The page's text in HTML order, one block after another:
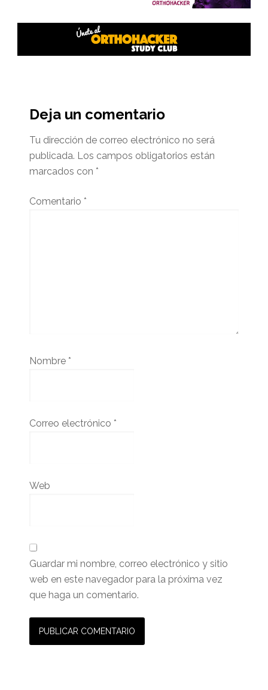
del
lector
Deja un comentario
Tu dirección de correo electrónico no será
publicada. Los campos obligatorios están
marcados con *
Comentario *
Nombre *
Correo electrónico *
Web
Guardar mi nombre, correo electrónico y sitio
web en este navegador para la próxima vez
que haga un comentario.